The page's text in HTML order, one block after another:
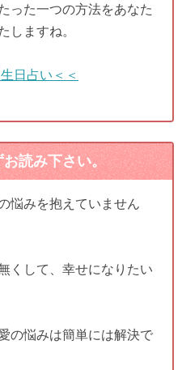
った一つの方法をあなた
しますね。
日占い＜＜
読み下さい。
悩みを抱えていません
くして、幸せになりたい
の悩みは簡単には解決で